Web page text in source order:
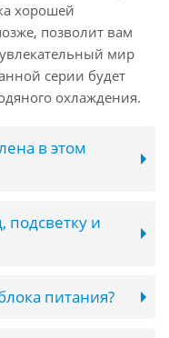
хорошей
позволит вам
мир
серии будет
охлаждения.
в этом
подсветку и
питания?